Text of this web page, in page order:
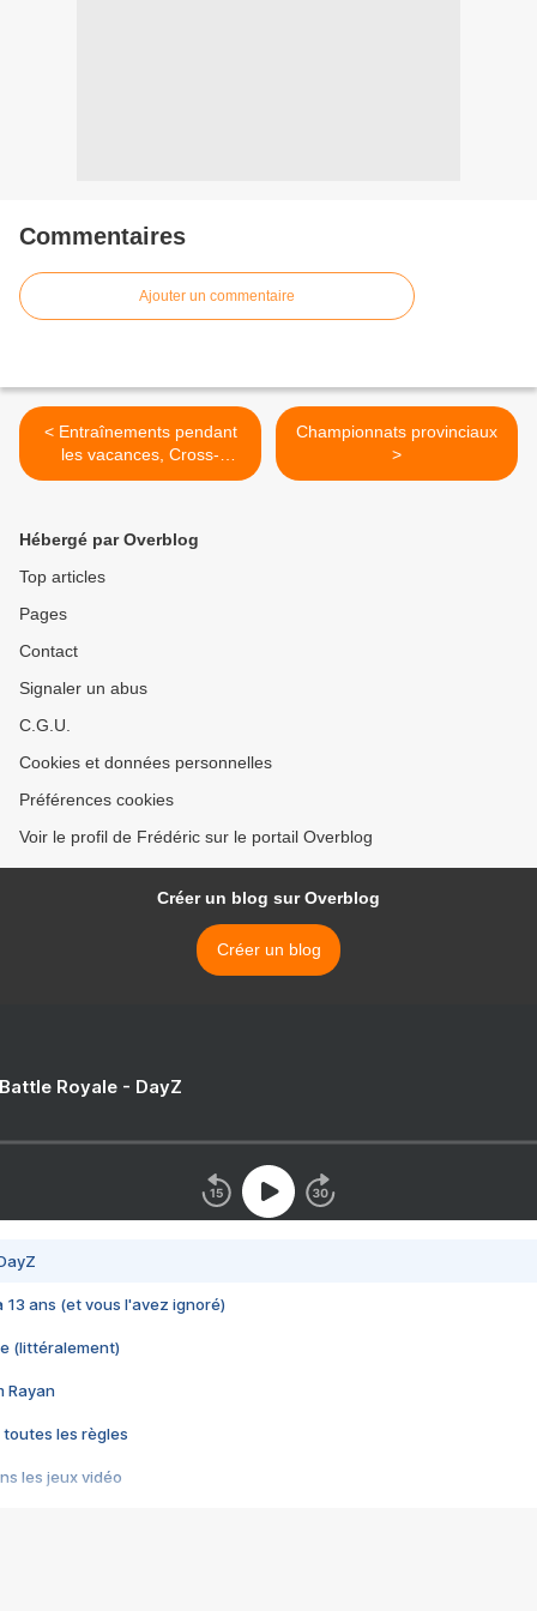
Commentaires
Ajouter un commentaire
< Entraînements pendant
les vacances, Cross-
country et divers
Championnats provinciaux
>
Hébergé par Overblog
Top articles
Pages
Contact
Signaler un abus
C.G.U.
Cookies et données personnelles
Préférences cookies
Voir le profil de Frédéric sur le portail Overblog
Créer un blog sur Overblog
Créer un blog
Royale - DayZ
13 ans (et vous l'avez ignoré)
(littéralement)
Rayan
toutes les règles
les jeux vidéo